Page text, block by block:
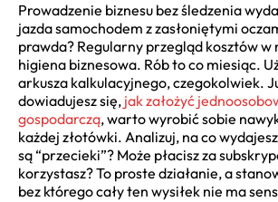
Prowadzenie biznesu bez śledzenia
jazda samochodem z zasłoniętymi
prawda? Regularny przegląd kosztów w
higiena biznesowa. Rób to co miesiąc.
arkusza kalkulacyjnego, czegokolwiek.
dowiadujesz się, jak założyć
gospodarczą, warto wyrobić sobie
każdej złotówki. Analizuj, na co
są “przecieki”? Może płacisz za
korzystasz? To proste działanie, a
bez którego cały ten wysiłek nie ma